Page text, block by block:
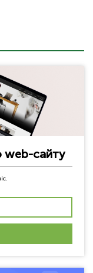
web-сайту